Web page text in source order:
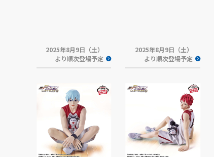
2025年8月9日（土）
より順次登場予定
2025年8月9日（土）
より順次登場予定